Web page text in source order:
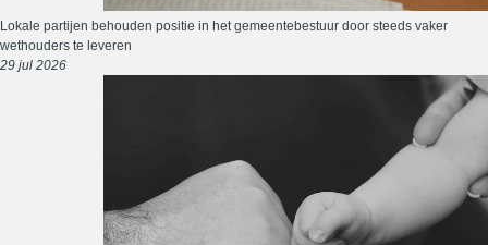
Lokale partijen behouden positie in het gemeentebestuur door steeds vaker
wethouders te leveren
29 jul 2026